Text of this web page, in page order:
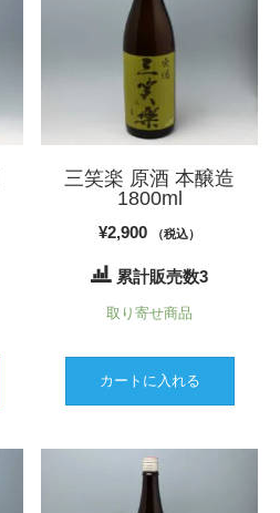
三笑楽 原酒 本醸造
1800ml
¥2,900 （税込）
累計販売数3
取り寄せ商品
カートに入れる